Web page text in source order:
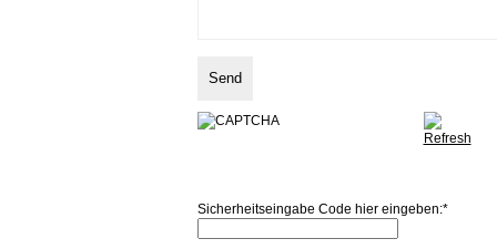
Sicherheitseingabe Code hier eingeben:*